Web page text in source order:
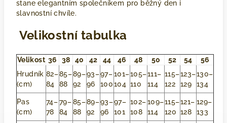
stane elegantním společníkem pro běžný den i
slavnostní chvíle.
Velikostní tabulka
Velikost 36 38 40 42 44 46 48 50 52 54
56
Hrudník
(cm)
82–
84
85–
88
89–
92
93–
96
97–
100
101–
104
105–
110
111–
114
115–
122
123–
129
130–
134
Pas
(cm)
74–
78
79–
84
85–
88
89–
92
93–
96
97–
101
102–
108
109–
114
115–
120
121–
128
129–
133